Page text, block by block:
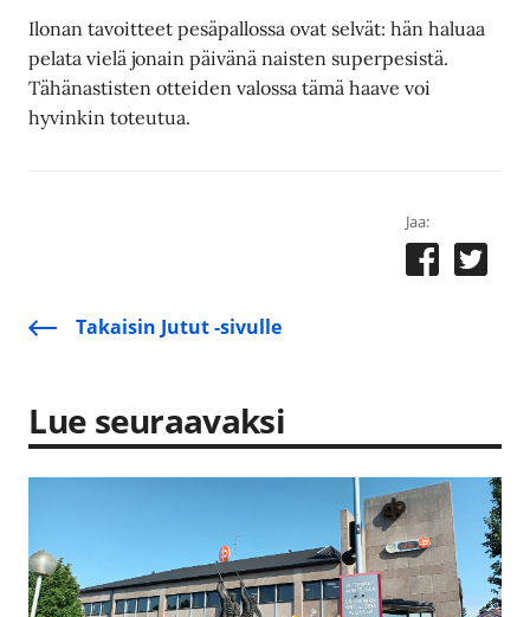
Ilonan tavoitteet pesäpallossa ovat selvät: hän haluaa
pelata vielä jonain päivänä naisten superpesistä.
Tähänastisten otteiden valossa tämä haave voi
hyvinkin toteutua.
Jaa:
Takaisin Jutut -sivulle
Lue seuraavaksi